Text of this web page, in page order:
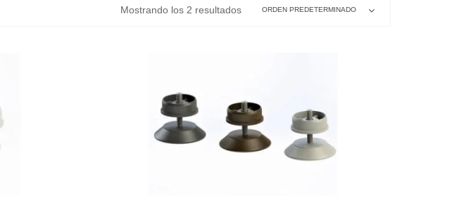
Mostrando los 2 resultados ORDEN PREDETERMINADO